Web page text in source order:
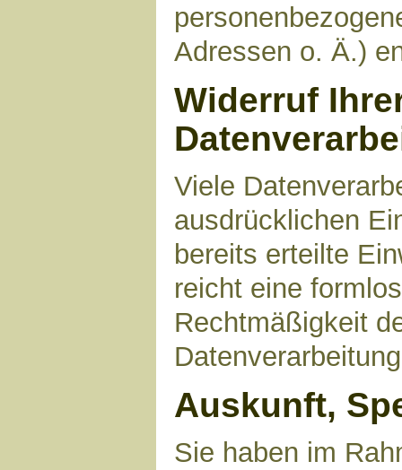
Adressen o. Ä.)
Widerruf
Viele
ausdrücklichen
bereits erteilte
reicht eine
Rechtmäßigkeit
Auskunft,
Sie haben im